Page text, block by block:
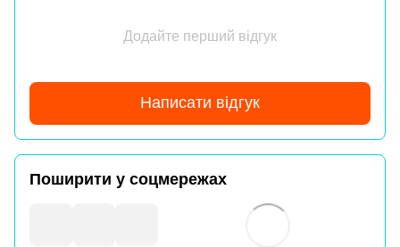
Додайте перший відгук
Написати відгук
Поширити у соцмережах